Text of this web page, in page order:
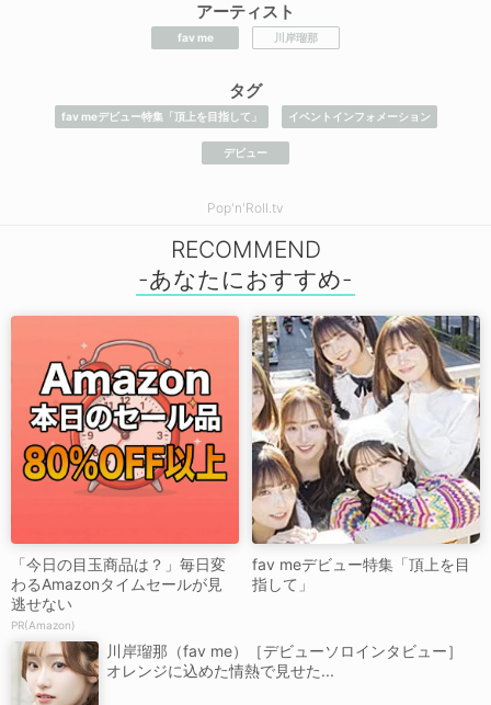
アーティスト
fav me 川岸瑠那
タグ
fav meデビュー特集「頂上を目指して」 イベントインフォメーション
デビュー
Pop'n'Roll.tv
RECOMMEND
「今日の目玉商品は？」毎日変
わるAmazonタイムセールが見
逃せない
PR(Amazon)
fav meデビュー特集「頂上を目
指して」
川岸瑠那（fav me）［デビューソロインタビュー］
オレンジに込めた情熱で見せた...